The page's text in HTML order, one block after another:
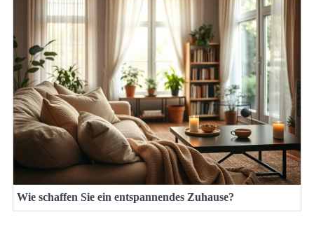
Wie schaffen Sie ein entspannendes Zuhause?